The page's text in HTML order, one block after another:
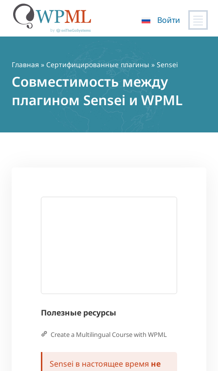
содержимому
Войти
Главная » Сертифицированные плагины » Sensei
Совместимость между
плагином Sensei и WPML
Полезные ресурсы
Create a Multilingual Course with WPML
Sensei в настоящее время не